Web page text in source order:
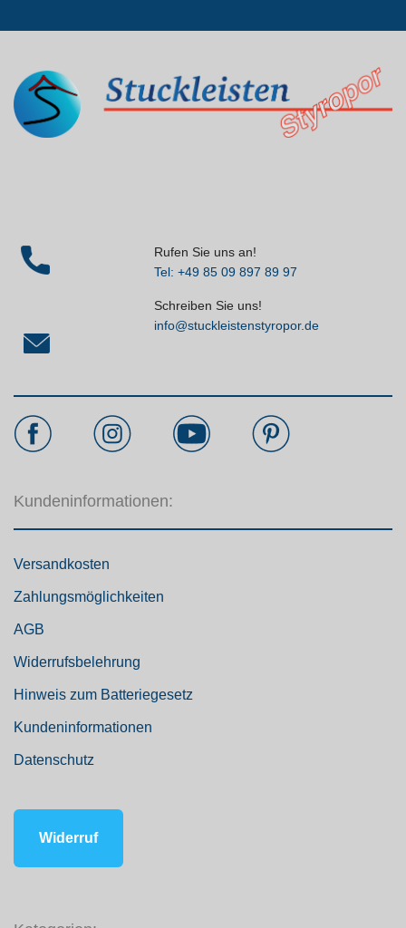
Rufen Sie uns an!
Tel: +49 85 09 897 89 97
Schreiben Sie uns!
info@stuckleistenstyropor.de
Kundeninformationen:
Versandkosten
Zahlungsmöglichkeiten
AGB
Widerrufsbelehrung
Hinweis zum Batteriegesetz
Kundeninformationen
Datenschutz
Widerruf